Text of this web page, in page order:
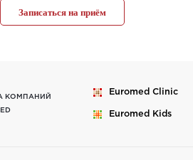
Записаться на приём
КОМПАНИЙ
Euromed Clinic
Euromed Kids